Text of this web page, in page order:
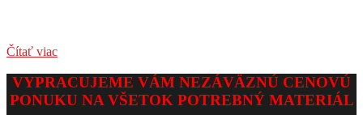
Čítať viac
2017-
06-
03
VYPRACUJEME VÁM NEZÁVÄZNÚ CENOVÚ
PONUKU NA VŠETOK POTREBNÝ MATERIÁL